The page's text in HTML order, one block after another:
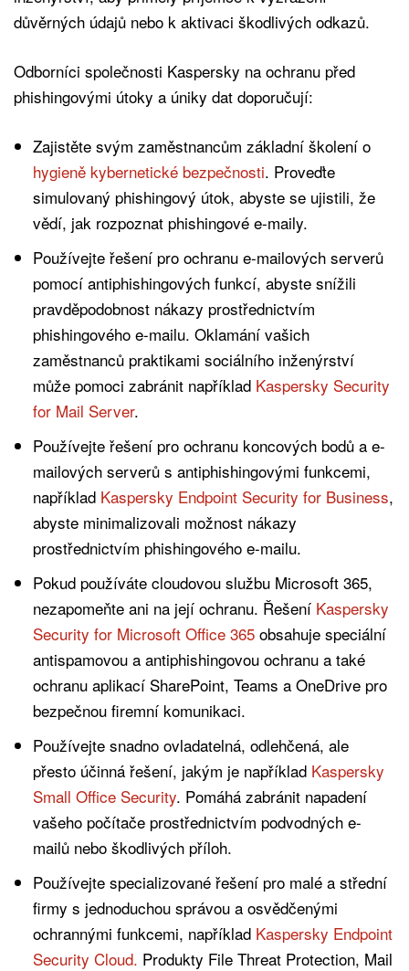
důvěrných údajů nebo k aktivaci škodlivých odkazů.
Odborníci společnosti Kaspersky na ochranu před
phishingovými útoky a úniky dat doporučují:
Zajistěte svým zaměstnancům základní školení o
hygieně kybernetické bezpečnosti. Proveďte
simulovaný phishingový útok, abyste se ujistili, že
vědí, jak rozpoznat phishingové e-maily.
Používejte řešení pro ochranu e-mailových serverů
pomocí antiphishingových funkcí, abyste snížili
pravděpodobnost nákazy prostřednictvím
phishingového e-mailu. Oklamání vašich
zaměstnanců praktikami sociálního inženýrství
může pomoci zabránit například Kaspersky Security
for Mail Server.
Používejte řešení pro ochranu koncových bodů a e-
mailových serverů s antiphishingovými funkcemi,
například Kaspersky Endpoint Security for Business,
abyste minimalizovali možnost nákazy
prostřednictvím phishingového e-mailu.
Pokud používáte cloudovou službu Microsoft 365,
nezapomeňte ani na její ochranu. Řešení Kaspersky
Security for Microsoft Office 365 obsahuje speciální
antispamovou a antiphishingovou ochranu a také
ochranu aplikací SharePoint, Teams a OneDrive pro
bezpečnou firemní komunikaci.
Používejte snadno ovladatelná, odlehčená, ale
přesto účinná řešení, jakým je například Kaspersky
Small Office Security. Pomáhá zabránit napadení
vašeho počítače prostřednictvím podvodných e-
mailů nebo škodlivých příloh.
Používejte specializované řešení pro malé a střední
firmy s jednoduchou správou a osvědčenými
ochrannými funkcemi, například Kaspersky Endpoint
Security Cloud. Produkty File Threat Protection, Mail